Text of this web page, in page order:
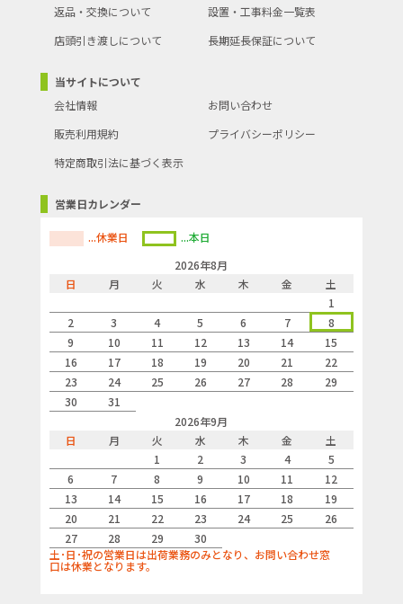
返品・交換について
設置・工事料金一覧表
店頭引き渡しについて
長期延長保証について
当サイトについて
会社情報
お問い合わせ
販売利用規約
プライバシーポリシー
特定商取引法に基づく表示
営業日カレンダー
...休業日
...本日
2026年8月
日
月 火 水 木 金
土
1
2
3 4 5 6 7
8
9
10 11 12 13 14
15
16
17 18 19 20 21
22
23
24 25 26 27 28
29
30
31
2026年9月
日
月 火 水 木 金
土
1
2 3 4
5
6
7 8 9 10 11
12
13
14 15 16 17 18
19
20
21 22 23 24 25
26
27
28 29
30
土･日･祝の営業日は出荷業務のみとなり、お問い合わせ窓
口は休業となります。